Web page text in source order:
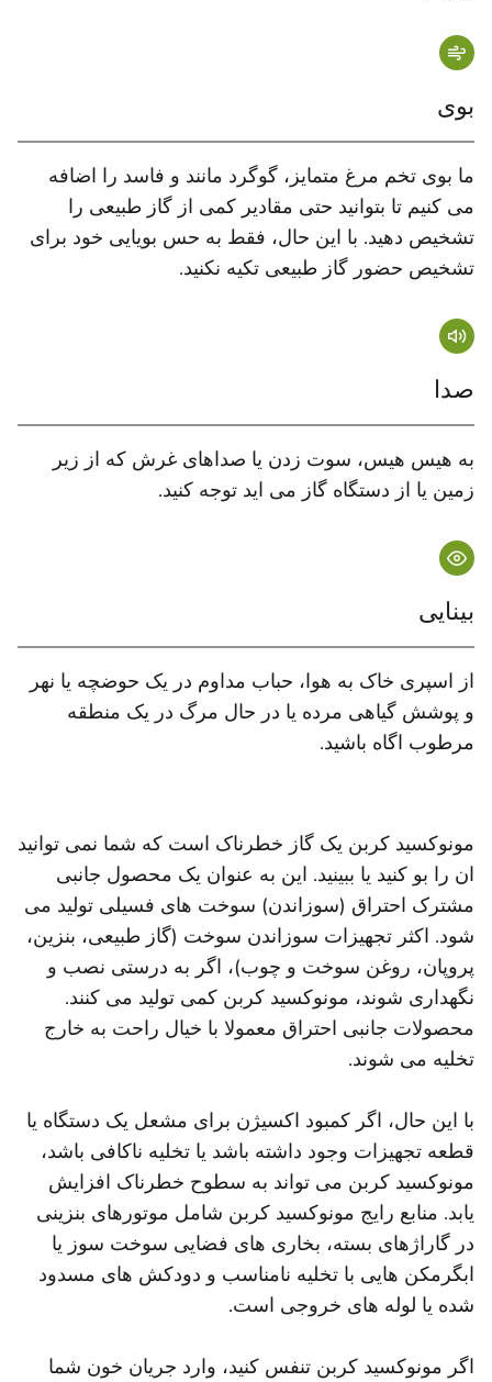
بوی
ما بوی تخم مرغ متمایز، گوگرد مانند و فاسد را اضافه
می کنیم تا بتوانید حتی مقادیر کمی از گاز طبیعی را
تشخیص دهید. با این حال، فقط به حس بویایی خود برای
تشخیص حضور گاز طبیعی تکیه نکنید.
صدا
به هیس هیس، سوت زدن یا صداهای غرش که از زیر
زمین یا از دستگاه گاز می اید توجه کنید.
بینایی
از اسپری خاک به هوا، حباب مداوم در یک حوضچه یا نهر
و پوشش گیاهی مرده یا در حال مرگ در یک منطقه
مرطوب اگاه باشید.
مونوکسید کربن یک گاز خطرناک است که شما نمی توانید
ان را بو کنید یا ببینید. این به عنوان یک محصول جانبی
مشترک احتراق (سوزاندن) سوخت های فسیلی تولید می
شود. اکثر تجهیزات سوزاندن سوخت (گاز طبیعی، بنزین،
پروپان، روغن سوخت و چوب)، اگر به درستی نصب و
نگهداری شوند، مونوکسید کربن کمی تولید می کنند.
محصولات جانبی احتراق معمولا با خیال راحت به خارج
تخلیه می شوند.
با این حال، اگر کمبود اکسیژن برای مشعل یک دستگاه یا
قطعه تجهیزات وجود داشته باشد یا تخلیه ناکافی باشد،
مونوکسید کربن می تواند به سطوح خطرناک افزایش
یابد. منابع رایج مونوکسید کربن شامل موتورهای بنزینی
در گاراژهای بسته، بخاری های فضایی سوخت سوز یا
ابگرمکن هایی با تخلیه نامناسب و دودکش های مسدود
شده یا لوله های خروجی است.
اگر مونوکسید کربن تنفس کنید، وارد جریان خون شما